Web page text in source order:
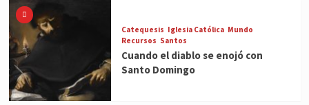
Catequesis Iglesia Católica Mundo
Recursos Santos
Cuando el diablo se enojó con
Santo Domingo